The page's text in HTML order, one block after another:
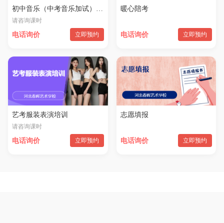
初中音乐（中考音乐加试）培训
请咨询课时
电话询价 立即预约
暖心陪考
电话询价 立即预约
艺考服装表演培训
请咨询课时
电话询价 立即预约
志愿填报
电话询价 立即预约